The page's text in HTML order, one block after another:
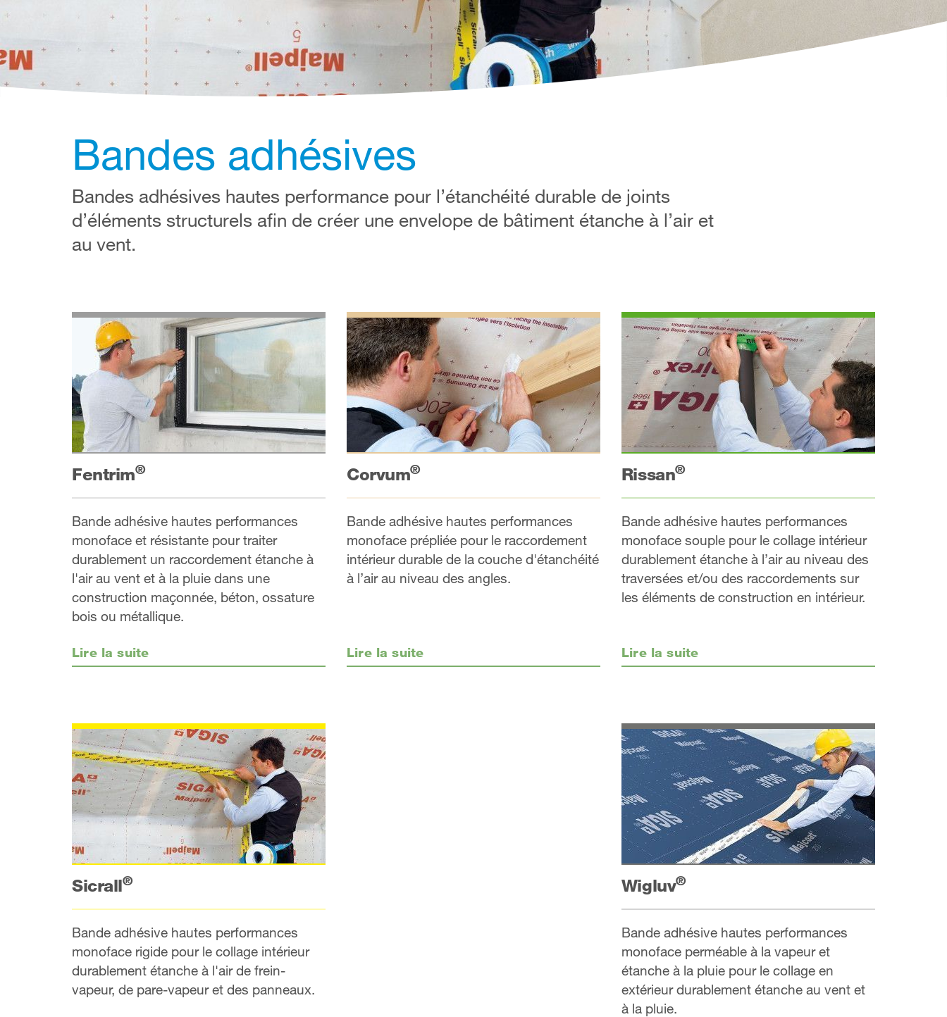
Bandes adhésives
Bandes adhésives hautes performance pour l’étanchéité durable de joints
d’éléments structurels afin de créer une envelope de bâtiment étanche à l’air et
au vent.
Fentrim®
Bande adhésive hautes performances
monoface et résistante pour traiter
durablement un raccordement étanche à
l'air au vent et à la pluie dans une
construction maçonnée, béton, ossature
bois ou métallique.
Lire la suite
Corvum®
Bande adhésive hautes performances
monoface prépliée pour le raccordement
intérieur durable de la couche d'étanchéité
à l’air au niveau des angles.
Lire la suite
Rissan®
Bande adhésive hautes performances
monoface souple pour le collage intérieur
durablement étanche à l’air au niveau des
traversées et/ou des raccordements sur
les éléments de construction en intérieur.
Lire la suite
Sicrall®
Bande adhésive hautes performances
monoface rigide pour le collage intérieur
durablement étanche à l'air de frein-
vapeur, de pare-vapeur et des panneaux.
Wigluv®
Bande adhésive hautes performances
monoface perméable à la vapeur et
étanche à la pluie pour le collage en
extérieur durablement étanche au vent et
à la pluie.